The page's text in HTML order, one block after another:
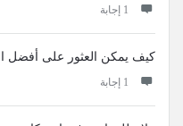
‫1 إجابة
كيف يمكن العثور على أفضل
‫1 إجابة